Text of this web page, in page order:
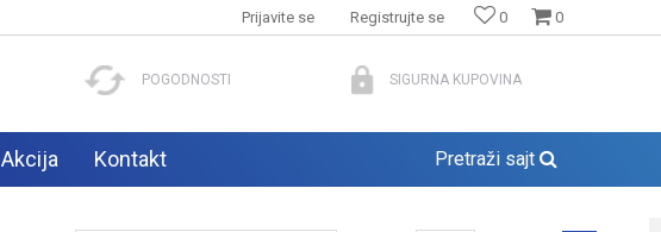
0
0
Prijavite se Registrujte se
POGODNOSTI SIGURNA KUPOVINA
Akcija Kontakt Pretraži sajt